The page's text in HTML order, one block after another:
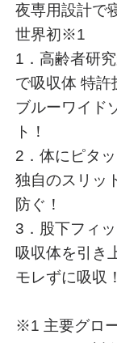
夜専用設計で
世界初※1
1．高齢者研
で吸収体 特
ブルーワイド
ト！
2．体にピタ
独自のスリッ
防ぐ！
3．股下フィ
吸収体を引き
モレずに吸収！
※1 主要グロ